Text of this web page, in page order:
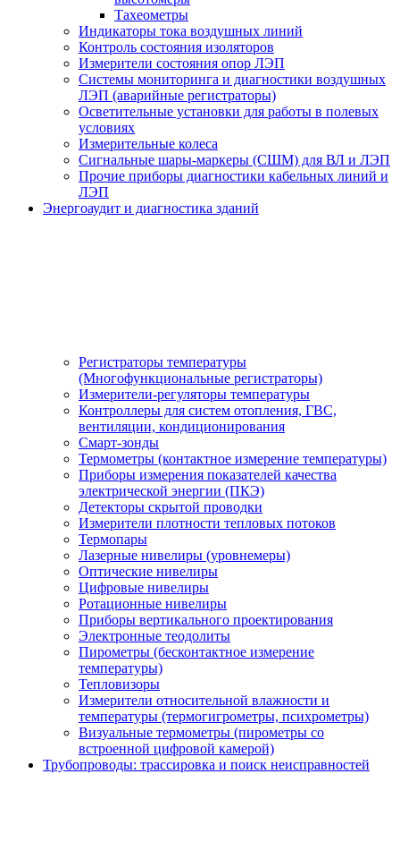
Тахеометры
Индикаторы тока воздушных линий
Контроль состояния изоляторов
Измерители состояния опор ЛЭП
Системы мониторинга и диагностики воздушных
ЛЭП (аварийные регистраторы)
Осветительные установки для работы в полевых
условиях
Измерительные колеса
Сигнальные шары-маркеры (СШМ) для ВЛ и ЛЭП
Прочие приборы диагностики кабельных линий и
ЛЭП
Энергоаудит и диагностика зданий
Регистраторы температуры
(Многофункциональные регистраторы)
Измерители-регуляторы температуры
Контроллеры для систем отопления, ГВС,
вентиляции, кондиционирования
Смарт-зонды
Термометры (контактное измерение температуры)
Приборы измерения показателей качества
электрической энергии (ПКЭ)
Детекторы скрытой проводки
Измерители плотности тепловых потоков
Термопары
Лазерные нивелиры (уровнемеры)
Оптические нивелиры
Цифровые нивелиры
Ротационные нивелиры
Приборы вертикального проектирования
Электронные теодолиты
Пирометры (бесконтактное измерение
температуры)
Тепловизоры
Измерители относительной влажности и
температуры (термогигрометры, психрометры)
Визуальные термометры (пирометры со
встроенной цифровой камерой)
Трубопроводы: трассировка и поиск неисправностей